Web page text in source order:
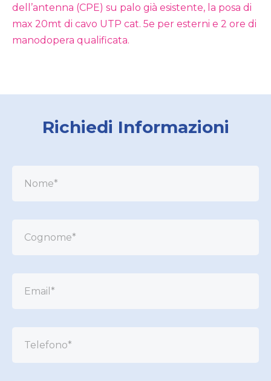
dell’antenna (CPE) su palo già esistente, la posa di
max 20mt di cavo UTP cat. 5e per esterni e 2 ore di
manodopera qualificata.
Richiedi Informazioni